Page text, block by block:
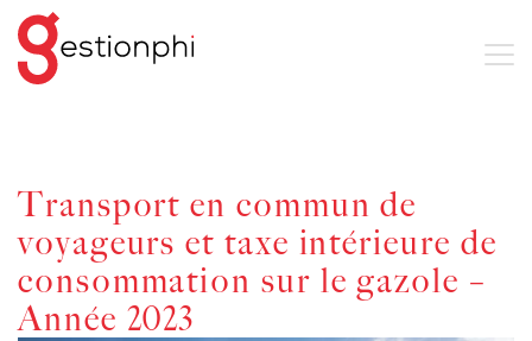
Transport en commun de
voyageurs et taxe intérieure de
consommation sur le gazole –
Année 2023